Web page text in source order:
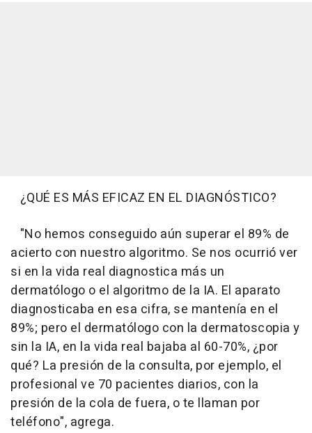
¿QUÉ ES MÁS EFICAZ EN EL DIAGNÓSTICO?
"No hemos conseguido aún superar el 89% de
acierto con nuestro algoritmo. Se nos ocurrió ver
si en la vida real diagnostica más un
dermatólogo o el algoritmo de la IA. El aparato
diagnosticaba en esa cifra, se mantenía en el
89%; pero el dermatólogo con la dermatoscopia y
sin la IA, en la vida real bajaba al 60-70%, ¿por
qué? La presión de la consulta, por ejemplo, el
profesional ve 70 pacientes diarios, con la
presión de la cola de fuera, o te llaman por
teléfono", agrega.